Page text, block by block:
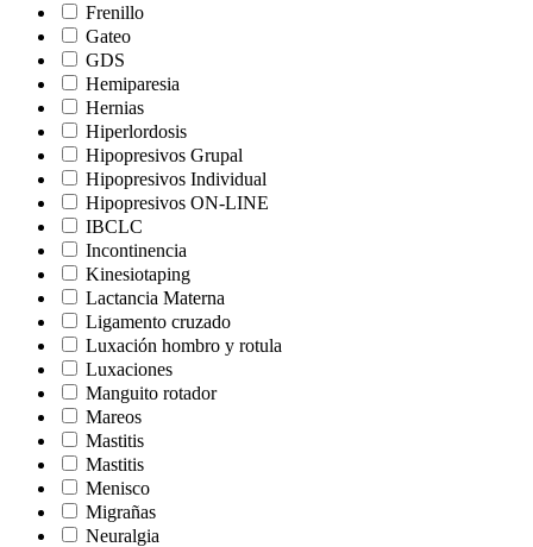
Frenillo
Gateo
GDS
Hemiparesia
Hernias
Hiperlordosis
Hipopresivos Grupal
Hipopresivos Individual
Hipopresivos ON-LINE
IBCLC
Incontinencia
Kinesiotaping
Lactancia Materna
Ligamento cruzado
Luxación hombro y rotula
Luxaciones
Manguito rotador
Mareos
Mastitis
Mastitis
Menisco
Migrañas
Neuralgia